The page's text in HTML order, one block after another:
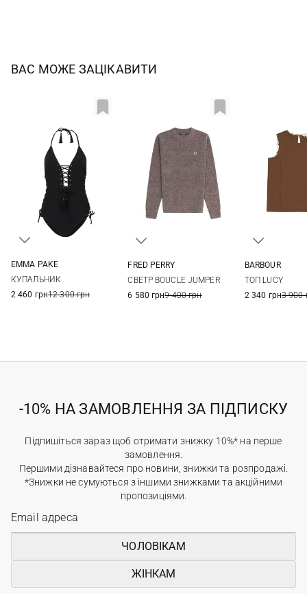
ВАС МОЖЕ ЗАЦІКАВИТИ
EMMA PAKE
КУПАЛЬНИК
2 460 грн12 300 грн
FRED PERRY
СВЕТР BOUCLE JUMPER
6 580 грн9 400 грн
BARBOUR
ТОП LUCY
2 340 грн3 900
-10% НА ЗАМОВЛЕННЯ ЗА ПІДПИСКУ
Підпишіться зараз щоб отримати знижку 10%* на перше
замовлення.
Першими дізнавайтеся про новини, знижки та розпродажі.
*Знижки не сумуються з іншими знижками та акційними
пропозиціями.
ЧОЛОВІКАМ
ЖІНКАМ